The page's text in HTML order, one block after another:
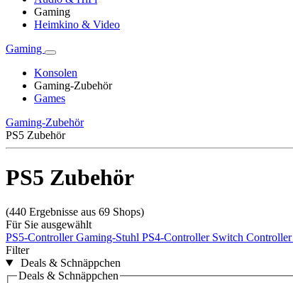
Gaming
Heimkino & Video
Gaming
Konsolen
Gaming-Zubehör
Games
Gaming-Zubehör
PS5 Zubehör
PS5 Zubehör
(440 Ergebnisse aus 69 Shops)
Für Sie ausgewählt
PS5-ControllerGaming-Stuhl PS4-Controller Switch Controller
Filter
Deals & Schnäppchen
Deals & Schnäppchen